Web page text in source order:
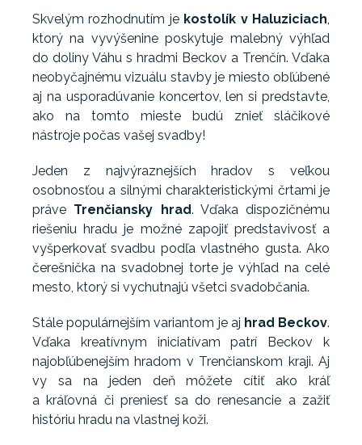
Skvelým rozhodnutím je kostolík v Haluziciach
ktorý na vyvýšenine poskytuje malebný výhľad
do doliny Váhu s hradmi Beckov a Trenčín. Vďaka
neobyčajnému vizuálu stavby je miesto obľúbené
aj na usporadúvanie koncertov, len si predstavte,
ako na tomto mieste budú znieť sláčikové
nástroje počas vašej svadby!
Jeden z najvýraznejších hradov s veľkou
osobnosťou a silnými charakteristickými črtami je
práve Trenčiansky hrad. Vďaka dispozičnému
riešeniu hradu je možné zapojiť predstavivosť a
vyšperkovať svadbu podľa vlastného gusta. Ako
čerešnička na svadobnej torte je výhľad na celé
mesto, ktorý si vychutnajú všetci svadobčania.
Stále populárnejším variantom je aj hrad Beckov.
Vďaka kreatívnym iniciatívam patrí Beckov k
najobľúbenejším hradom v Trenčianskom kraji. Aj
vy sa na jeden deň môžete cítiť ako kráľ
a kráľovná či preniesť sa do renesancie a zažiť
históriu hradu na vlastnej koži.